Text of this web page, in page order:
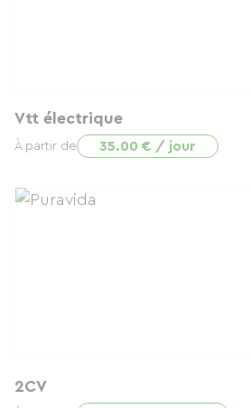
Vtt électrique
À partir de 35.00 € / jour
2CV